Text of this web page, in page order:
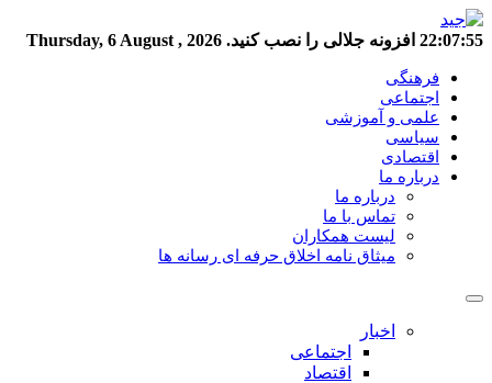
22:07:56 افزونه جلالی را نصب کنید. Thursday, 6 August , 2026
فرهنگی
اجتماعی
علمی و آموزشی
سیاسی
اقتصادی
درباره ما
درباره ما
تماس با ما
لیست همکاران
میثاق نامه اخلاق حرفه ای رسانه ها
اخبار
اجتماعی
اقتصاد